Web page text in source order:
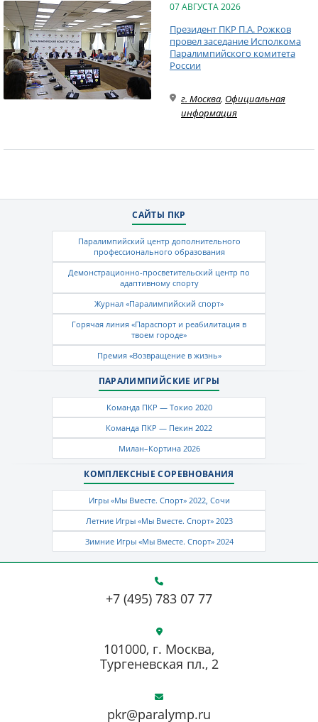
07 АВГУСТА 2026
Президент ПКР П.А. Рожков
провел заседание Исполкома
Паралимпийского комитета
России
г. Москва, Официальная
информация
САЙТЫ ПКР
Паралимпийский центр дополнительного
профессионального образования
Демонстрационно-просветительский центр по
адаптивному спорту
Журнал «Паралимпийский спорт»
Горячая линия «Параспорт и реабилитация в
твоем городе»
Премия «Возвращение в жизнь»
ПАРАЛИМПИЙСКИЕ ИГРЫ
Команда ПКР — Токио 2020
Команда ПКР — Пекин 2022
Милан–Кортина 2026
КОМПЛЕКСНЫЕ СОРЕВНОВАНИЯ
Игры «Мы Вместе. Спорт» 2022, Сочи
Летние Игры «Мы Вместе. Спорт» 2023
Зимние Игры «Мы Вместе. Спорт» 2024
+7 (495) 783 07 77
pkr@paralymp.ru
101000, г. Москва,
Тургеневская пл., 2